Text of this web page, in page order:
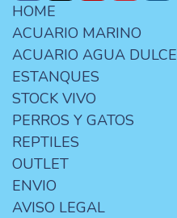
HOME
ACUARIO MARINO
ACUARIO AGUA DULCE
ESTANQUES
STOCK VIVO
PERROS Y GATOS
REPTILES
OUTLET
ENVIO
AVISO LEGAL